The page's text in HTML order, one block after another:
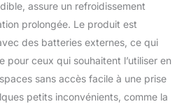
projectors, you can mount
the unit to easily create
large video light scenes.
【Portable & Lightweight】
80W LED video light is
compact (8.6×5 inches)
and lightweight (2.6 lbs),
assure un refroidissement
prolongée. Le produit est
des batteries externes, ce qui
pour ceux qui souhaitent l’utiliser en
sans accès facile à une prise
petits inconvénients, comme la